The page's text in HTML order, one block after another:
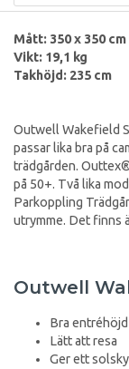
Mått: 350 x 350 cm
Vikt: 19,1 kg
Takhöjd: 235 cm
Outwell Wakefield
passar lika bra på
trädgården.
på 50+. Två lika
Parkoppling
utrymme. Det finns
Outwell
Bra
Lätt att resa
Ger ett